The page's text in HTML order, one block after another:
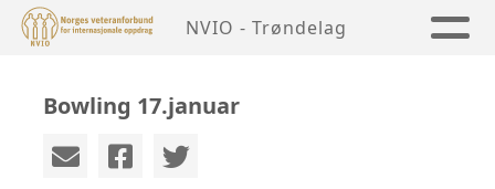
NVIO - Trøndelag
Bowling 17.januar